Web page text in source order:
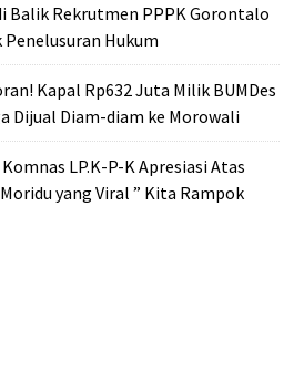
Balik Rekrutmen PPPK Gorontalo
Penelusuran Hukum
Kapal Rp632 Juta Milik BUMDes
Dijual Diam-diam ke Morowali
LP.K-P-K Apresiasi Atas
yang Viral ” Kita Rampok